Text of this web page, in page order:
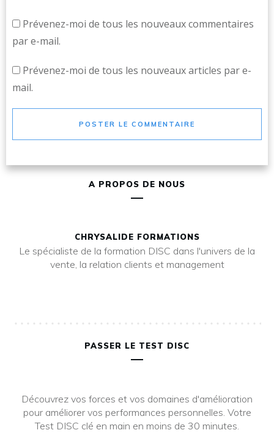
Prévenez-moi de tous les nouveaux commentaires
par e-mail.
Prévenez-moi de tous les nouveaux articles par e-
mail.
POSTER LE COMMENTAIRE
A PROPOS DE NOUS
CHRYSALIDE FORMATIONS
Le spécialiste de la formation DISC dans l'univers de la
vente, la relation clients et management
PASSER LE TEST DISC
Découvrez vos forces et vos domaines d'amélioration
pour améliorer vos performances personnelles. Votre
Test DISC clé en main en moins de 30 minutes.